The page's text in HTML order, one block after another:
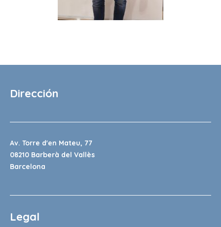
Dirección
Av. Torre d'en Mateu, 77
08210 Barberà del Vallès
Barcelona
Legal